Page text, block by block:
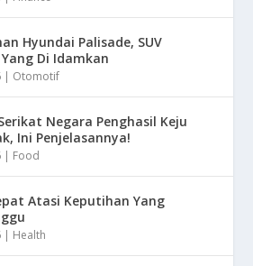
Hyundai Palisade, SUV
Di Idamkan
| Otomotif
Negara Penghasil Keju
Ini Penjelasannya!
| Food
Atasi Keputihan Yang
| Health